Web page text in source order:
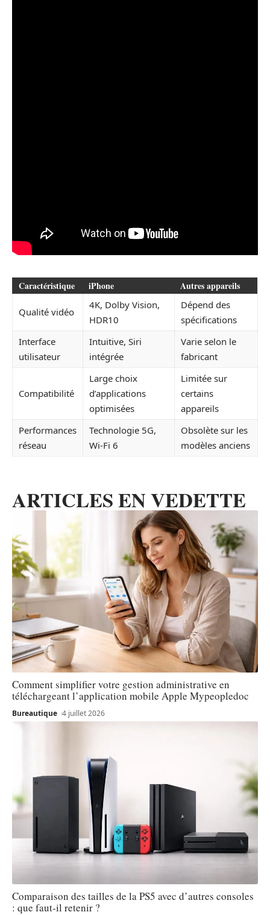
Caractéristique iPhone Autres appareils
Qualité vidéo
4K, Dolby Vision,
HDR10
Dépend des
spécifications
Interface
utilisateur
Intuitive, Siri
intégrée
Varie selon le
fabricant
Compatibilité
Large choix
d’applications
optimisées
Limitée sur
certains
appareils
Performances
réseau
Technologie 5G,
Wi-Fi 6
Obsolète sur les
modèles anciens
ARTICLES EN VEDETTE
Comment simplifier votre gestion administrative en
téléchargeant l’application mobile Apple Mypeopledoc
Bureautique 4 juillet 2026
Comparaison des tailles de la PS5 avec d’autres consoles
: que faut-il retenir ?